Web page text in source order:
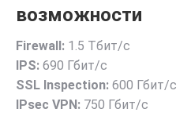
возможности
Firewall: 1.5 Тбит/с
IPS: 690 Гбит/с
SSL Inspection: 600 Гбит/с
IPsec VPN: 750 Гбит/с